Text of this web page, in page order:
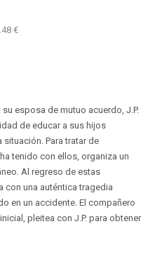
€
esposa de mutuo acuerdo, J.P.
de educar a sus hijos
situación. Para tratar de
tenido con ellos, organiza un
Al regreso de estas
con una auténtica tragedia
en un accidente. El compañero
pleitea con J.P. para obtener